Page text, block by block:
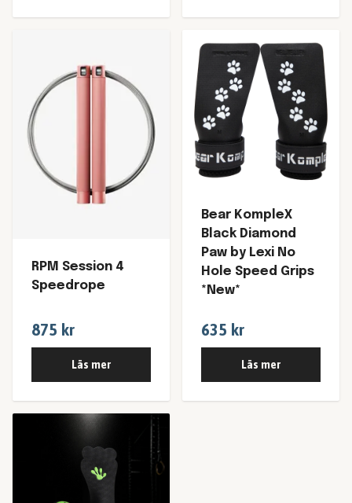
RPM Session 4
Speedrope
875 kr
Läs mer
Bear KompleX
Black Diamond
Paw by Lexi No
Hole Speed Grips
*New*
635 kr
Läs mer